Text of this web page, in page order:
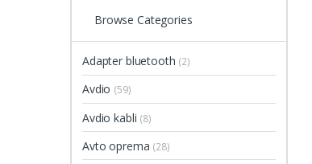
Browse Categories
Adapter bluetooth (2)
Avdio (59)
Avdio kabli (8)
Avto oprema (28)